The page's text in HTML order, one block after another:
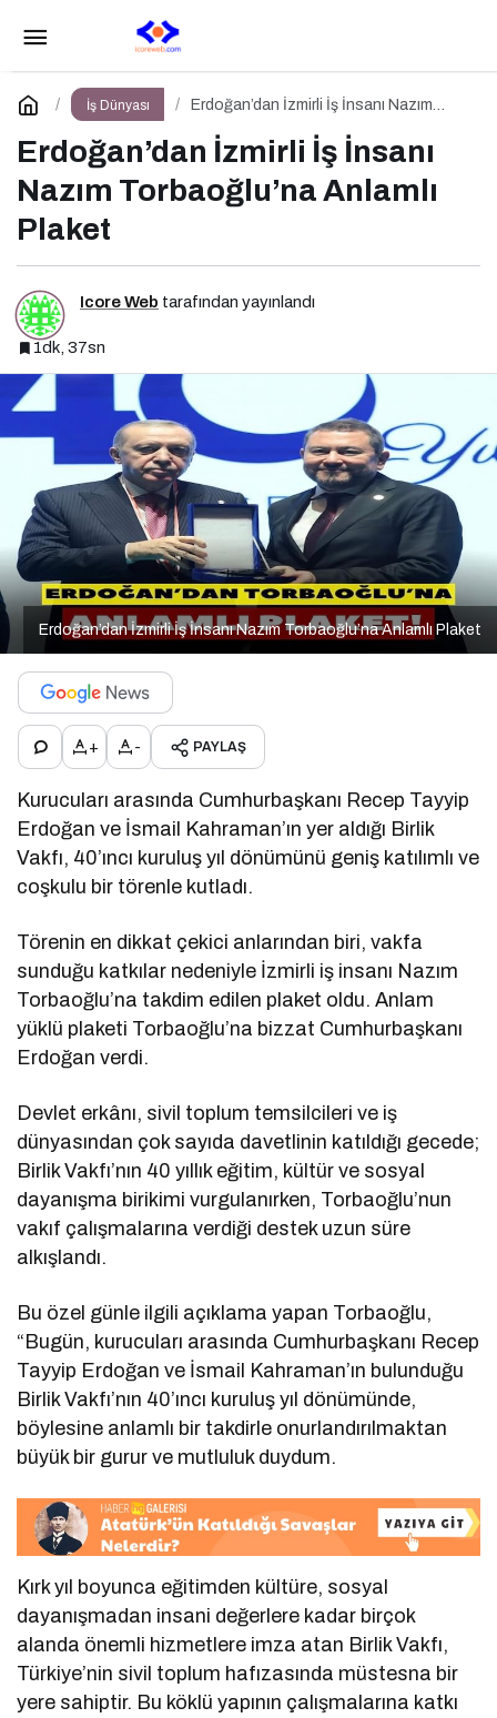
İş Dünyası
Erdoğan’dan İzmirli İş İnsanı Nazım
Erdoğan’dan İzmirli İş İnsanı
Nazım Torbaoğlu’na Anlamlı
Plaket
Icore Web tarafından yayınlandı
1dk, 37sn
Erdoğan’dan İzmirli İş İnsanı Nazım Torbaoğlu’na Anlamlı Plaket
+ - PAYLAŞ
Kurucuları arasında Cumhurbaşkanı Recep Tayyip
Erdoğan ve İsmail Kahraman’ın yer aldığı Birlik
Vakfı, 40’ıncı kuruluş yıl dönümünü geniş katılımlı ve
coşkulu bir törenle kutladı.
Törenin en dikkat çekici anlarından biri, vakfa
sunduğu katkılar nedeniyle İzmirli iş insanı Nazım
Torbaoğlu’na takdim edilen plaket oldu. Anlam
yüklü plaketi Torbaoğlu’na bizzat Cumhurbaşkanı
Erdoğan verdi.
Devlet erkânı, sivil toplum temsilcileri ve iş
dünyasından çok sayıda davetlinin katıldığı gecede;
Birlik Vakfı’nın 40 yıllık eğitim, kültür ve sosyal
dayanışma birikimi vurgulanırken, Torbaoğlu’nun
vakıf çalışmalarına verdiği destek uzun süre
alkışlandı.
Bu özel günle ilgili açıklama yapan Torbaoğlu,
“Bugün, kurucuları arasında Cumhurbaşkanı Recep
Tayyip Erdoğan ve İsmail Kahraman’ın bulunduğu
Birlik Vakfı’nın 40’ıncı kuruluş yıl dönümünde,
böylesine anlamlı bir takdirle onurlandırılmaktan
büyük bir gurur ve mutluluk duydum.
Kırk yıl boyunca eğitimden kültüre, sosyal
dayanışmadan insani değerlere kadar birçok
alanda önemli hizmetlere imza atan Birlik Vakfı,
Türkiye’nin sivil toplum hafızasında müstesna bir
yere sahiptir. Bu köklü yapının çalışmalarına katkı
Bir Marka Manifestosu: Branding Türkiye’nin
Marka Hikayesi
Yorum Yap